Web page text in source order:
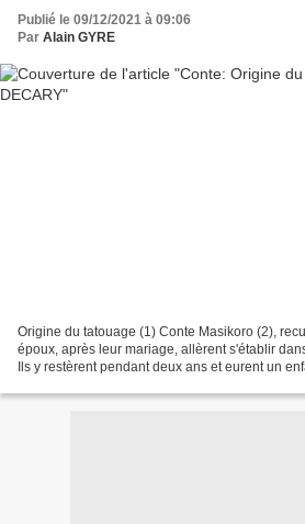
Publié le 09/12/2021 à 09:06
Par Alain GYRE
Origine du tatouage (1) Conte Masikoro (2),
époux, après leur mariage, allèrent s'établir
Ils y restèrent pendant deux ans et eurent un